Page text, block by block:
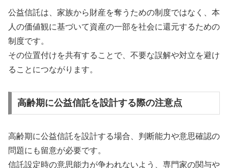
公益信託は、家族から財産を奪うための制度ではなく、本
人の価値観に基づいて資産の一部を社会に還元するための
制度です。
その位置付けを共有することで、不要な誤解や対立を避け
ることにつながります。
高齢期に公益信託を設計する際の注意点
高齢期に公益信託を設計する場合、判断能力や意思確認の
問題にも留意が必要です。
信託設定時の意思能力が争われないよう、専門家の関与や